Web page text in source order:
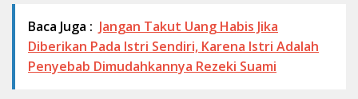
Baca Juga : Jangan Takut Uang Habis Jika
Diberikan Pada Istri Sendiri, Karena Istri Adalah
Penyebab Dimudahkannya Rezeki Suami